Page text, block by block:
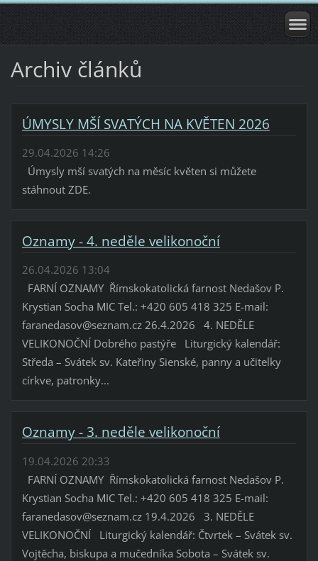
Archiv článků
ÚMYSLY MŠÍ SVATÝCH NA KVĚTEN 2026
29.04.2026 14:26
Úmysly mší svatých na měsíc květen si můžete
stáhnout ZDE.
Oznamy - 4. neděle velikonoční
26.04.2026 13:04
FARNÍ OZNAMY Římskokatolická farnost Nedašov P.
Krystian Socha MIC Tel.: +420 605 418 325 E-mail:
faranedasov@seznam.cz 26.4.2026 4. NEDĚLE
VELIKONOČNÍ Dobrého pastýře Liturgický kalendář:
Středa – Svátek sv. Kateřiny Sienské, panny a učitelky
církve, patronky...
Oznamy - 3. neděle velikonoční
19.04.2026 20:33
FARNÍ OZNAMY Římskokatolická farnost Nedašov P.
Krystian Socha MIC Tel.: +420 605 418 325 E-mail:
faranedasov@seznam.cz 19.4.2026 3. NEDĚLE
VELIKONOČNÍ Liturgický kalendář: Čtvrtek – Svátek sv.
Vojtěcha, biskupa a mučedníka Sobota – Svátek sv.